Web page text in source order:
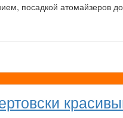
посадкой атомайзеров до